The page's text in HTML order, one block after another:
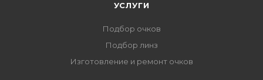
УСЛУГИ
Подбор очков
Подбор линз
Изготовление и ремонт очков